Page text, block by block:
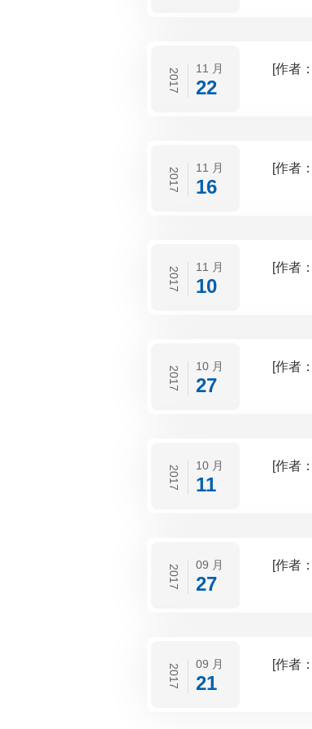
2017 11 月
22
2017 11 月
16
2017 11 月
10
2017 10 月
27
2017 10 月
11
2017 09 月
27
2017 09 月
21